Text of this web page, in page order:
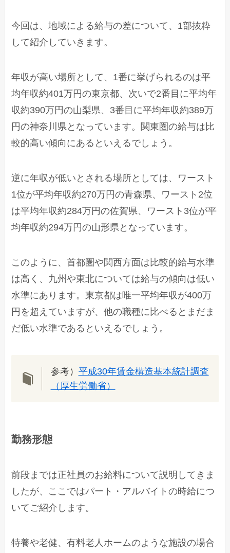
今回は、地域による給与の差について、1部抜粋
して紹介していきます。
年収が高い場所として、1番に挙げられるのは平
均年収約401万円の東京都、次いで2番目に平均年
収約390万円の山梨県、3番目に平均年収約389万
円の神奈川県となっています。関東圏の給与は比
較的高い傾向にあるといえるでしょう。
逆に年収が低いとされる場所としては、ワースト
1位が平均年収約270万円の青森県、ワースト2位
は平均年収約284万円の佐賀県、ワースト3位が平
均年収約294万円の山形県となっています。
このように、首都圏や関西方面は比較的給与水準
は高く、九州や東北については給与の傾向は低い
水準にあります。東京都は唯一平均年収が400万
円を超えていますが、他の職種に比べるとまだま
だ低い水準であるといえるでしょう。
参考） 平成30年賃金構造基本統計調査
（厚生労働省）
勤務形態
前段までは正社員のお給料について説明してきま
したが、ここではパート・アルバイトの時給につ
いてご紹介します。
特養や老健、有料老人ホームのような施設の場合